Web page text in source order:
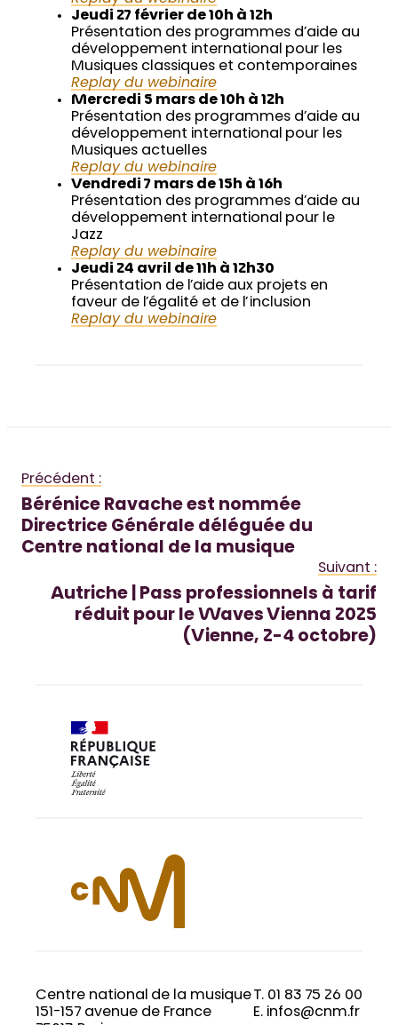
Jeudi 27 février de 10h à 12h
Présentation des programmes d’aide au
développement international pour les
Musiques classiques et contemporaines
Replay du webinaire
Mercredi 5 mars de 10h à 12h
Présentation des programmes d’aide au
développement international pour les
Musiques actuelles
Replay du webinaire
Vendredi 7 mars de 15h à 16h
Présentation des programmes d’aide au
développement international pour le
Jazz
Replay du webinaire
Jeudi 24 avril de 11h à 12h30
Présentation de l’aide aux projets en
faveur de l’égalité et de l’inclusion
Replay du webinaire
Précédent :
Bérénice Ravache est nommée
Directrice Générale déléguée du
Centre national de la musique
Suivant :
Autriche | Pass professionnels à tarif
réduit pour le Waves Vienna 2025
(Vienne, 2-4 octobre)
Centre national de la musique
151-157 avenue de France
T. 01 83 75 26 00
E. infos@cnm.fr